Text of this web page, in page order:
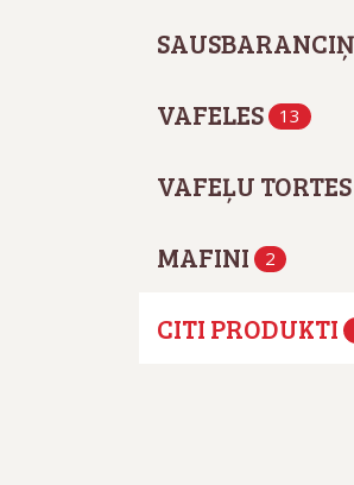
VAFELES 13
VAFEĻU TORTES
MAFINI 2
CITI PRODUKTI